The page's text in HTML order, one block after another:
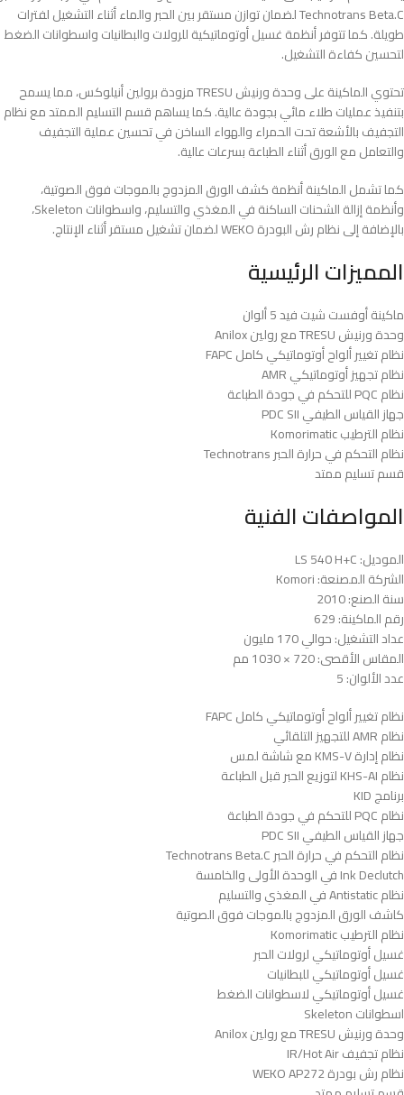
Technotrans Beta.C لضمان توازن مستقر بين الحبر والماء أثناء التشغيل لفترات
طويلة. كما تتوفر أنظمة غسيل أوتوماتيكية للرولات والبطانيات واسطوانات الضغط
لتحسين كفاءة التشغيل.
تحتوي الماكينة على وحدة ورنيش TRESU مزودة برولين أنيلوكس، مما يسمح
بتنفيذ عمليات طلاء مائي بجودة عالية. كما يساهم قسم التسليم الممتد مع نظام
التجفيف بالأشعة تحت الحمراء والهواء الساخن في تحسين عملية التجفيف
والتعامل مع الورق أثناء الطباعة بسرعات عالية.
كما تشمل الماكينة أنظمة كشف الورق المزدوج بالموجات فوق الصوتية،
وأنظمة إزالة الشحنات الساكنة في المغذي والتسليم، واسطوانات Skeleton،
بالإضافة إلى نظام رش البودرة WEKO لضمان تشغيل مستقر أثناء الإنتاج.
المميزات الرئيسية
ماكينة أوفست شيت فيد 5 ألوان
وحدة ورنيش TRESU مع رولين Anilox
نظام تغيير ألواح أوتوماتيكي كامل FAPC
نظام تجهيز أوتوماتيكي AMR
نظام PQC للتحكم في جودة الطباعة
جهاز القياس الطيفي PDC SII
نظام الترطيب Komorimatic
نظام التحكم في حرارة الحبر Technotrans
قسم تسليم ممتد
المواصفات الفنية
الموديل: LS 540 H+C
الشركة المصنعة: Komori
سنة الصنع: 2010
رقم الماكينة: 629
عداد التشغيل: حوالي 170 مليون
المقاس الأقصى: 720 × 1030 مم
عدد الألوان: 5
نظام تغيير ألواح أوتوماتيكي كامل FAPC
نظام AMR للتجهيز التلقائي
نظام إدارة KMS-V مع شاشة لمس
نظام KHS-AI لتوزيع الحبر قبل الطباعة
برنامج KID
نظام PQC للتحكم في جودة الطباعة
جهاز القياس الطيفي PDC SII
نظام التحكم في حرارة الحبر Technotrans Beta.C
Ink Declutch في الوحدة الأولى والخامسة
نظام Antistatic في المغذي والتسليم
كاشف الورق المزدوج بالموجات فوق الصوتية
نظام الترطيب Komorimatic
غسيل أوتوماتيكي لرولات الحبر
غسيل أوتوماتيكي للبطانيات
غسيل أوتوماتيكي لاسطوانات الضغط
اسطوانات Skeleton
وحدة ورنيش TRESU مع رولين Anilox
نظام تجفيف IR/Hot Air
نظام رش بودرة WEKO AP272